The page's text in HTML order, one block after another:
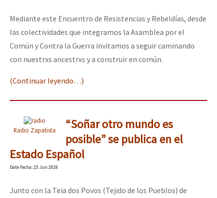
Mediante este Encuentro de Resistencias y Rebeldías, desde
las colectividades que integramos la Asamblea por el
Común y Contra la Guerra invitamos a seguir caminando
con nuestrxs ancestrxs y a construir en común.
(Continuar leyendo…)
Radio Zapatista
“Soñar otro mundo es
posible” se publica en el
Estado Español
DateFecha: 23 Jun 2026
Junto con la Teia dos Povos (Tejido de los Pueblos) de